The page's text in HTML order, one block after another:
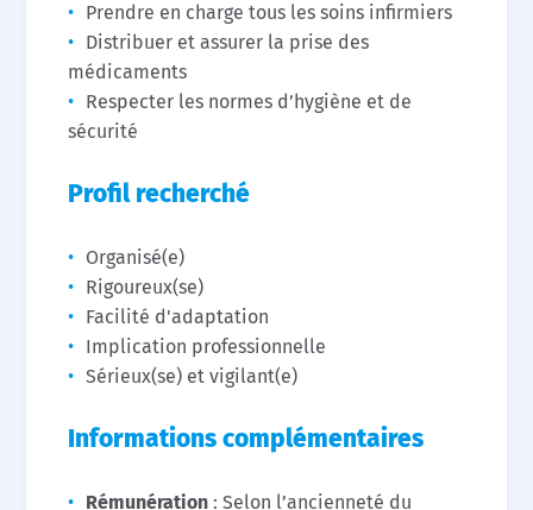
Prendre en charge tous les soins infirmiers
Distribuer et assurer la prise des
médicaments
Respecter les normes d’hygiène et de
sécurité
Profil recherché
Organisé(e)
Rigoureux(se)
Facilité d'adaptation
Implication professionnelle
Sérieux(se) et vigilant(e)
Informations complémentaires
Rémunération : Selon l’ancienneté du